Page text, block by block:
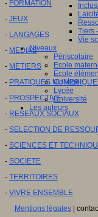
Tiers
Vie
Niveaux
Périscolaire
Ecole
Ecole
Collège
Lycée
Université
Les auteurs
- FORMATION
- JEUX
- LANGAGES
- MEDIAS
- METIERS
- PRATIQUES
- PROSPECTIVE
- RESEAUX SOCIAUX
- SELECTION DE
- SCIENCES ET
- SOCIETE
- TERRITOIRES
- VIVRE ENSEMBLE
Mentions légales|